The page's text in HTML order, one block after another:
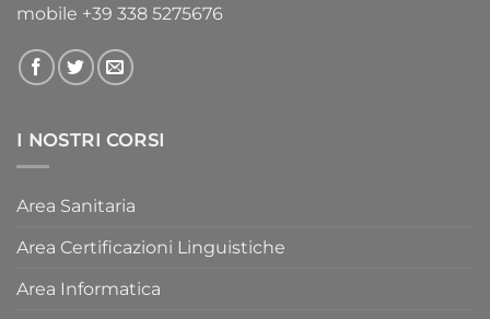
mobile +39 338 5275676
I NOSTRI CORSI
Area Sanitaria
Area Certificazioni Linguistiche
Area Informatica